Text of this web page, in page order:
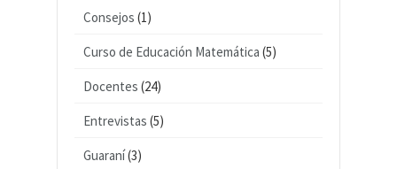
Consejos (1)
Curso de Educación Matemática (5)
Docentes (24)
Entrevistas (5)
Guaraní(3)